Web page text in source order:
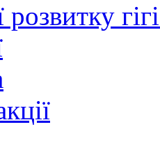
розвитку